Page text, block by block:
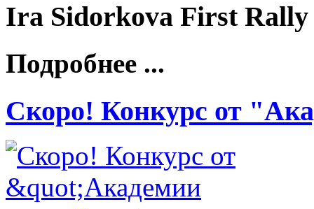
Ira Sidorkova First Rally
Подробнее ...
Скоро! Конкурс от